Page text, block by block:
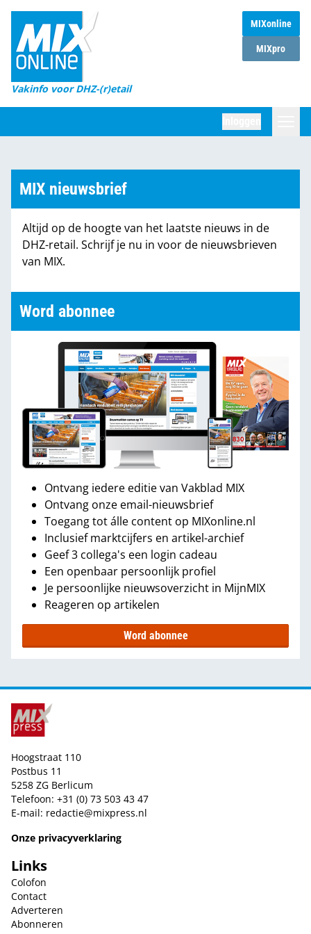
MIXonline
MIXpro
Vakinfo voor DHZ-(r)etail
Home
Magazines
DHZ Sessie
Marktcijfers
Partners
MIX nieuwsbrief
Altijd op de hoogte van het laatste nieuws in de
DHZ-retail. Schrijf je nu in voor de nieuwsbrieven
van MIX.
Word abonnee
Ontvang iedere editie van Vakblad MIX
Ontvang onze email-nieuwsbrief
Toegang tot álle content op MIXonline.nl
Inclusief marktcijfers en artikel-archief
Geef 3 collega's een login cadeau
Een openbaar persoonlijk profiel
Je persoonlijke nieuwsoverzicht in MijnMIX
Reageren op artikelen
Word abonnee
Hoogstraat 110
Postbus 11
5258 ZG Berlicum
Telefoon: +31 (0) 73 503 43 47
E-mail: redactie@mixpress.nl
Onze privacyverklaring
Links
Colofon
Contact
Adverteren
Abonneren